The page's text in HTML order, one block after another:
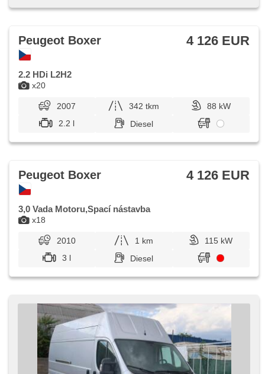
x20
Peugeot Boxer 4 126 EUR
2.2 HDi L2H2
2007 342 tkm
88 kW
2.2 l
Diesel
x18
Peugeot Boxer 4 126 EUR
3,0 Vada Motoru,Spací nástavba
2010 1 km
115 kW
3 l
Diesel